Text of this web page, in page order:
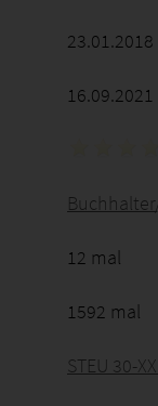
16.09.2021
12 mal
1592 mal
STEU 30-